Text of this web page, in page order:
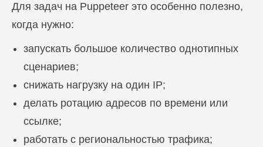
Для задач на Puppeteer это особенно полезно,
когда нужно:
запускать большое количество однотипных
сценариев;
снижать нагрузку на один IP;
делать ротацию адресов по времени или
ссылке;
работать с региональностью трафика;